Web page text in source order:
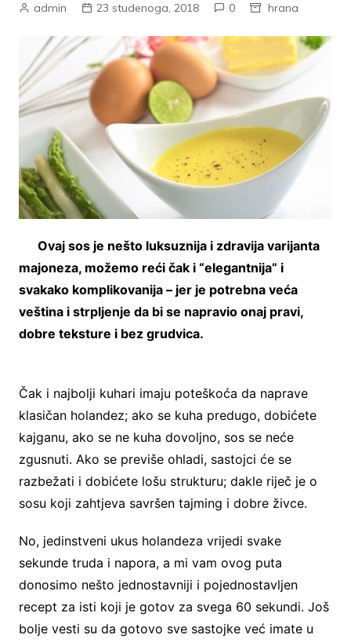
admin 23 studenoga, 2018 0 hrana
Ovaj sos je nešto luksuznija i zdravija varijanta
majoneza, možemo reći čak i “elegantnija” i
svakako komplikovanija – jer je potrebna veća
veština i strpljenje da bi se napravio onaj pravi,
dobre teksture i bez grudvica.
Čak i najbolji kuhari imaju poteškoća da naprave
klasičan holandez; ako se kuha predugo, dobićete
kajganu, ako se ne kuha dovoljno, sos se neće
zgusnuti. Ako se previše ohladi, sastojci će se
razbežati i dobićete lošu strukturu; dakle riječ je o
sosu koji zahtjeva savršen tajming i dobre živce.
No, jedinstveni ukus holandeza vrijedi svake
sekunde truda i napora, a mi vam ovog puta
donosimo nešto jednostavniji i pojednostavljen
recept za isti koji je gotov za svega 60 sekundi. Još
bolje vesti su da gotovo sve sastojke već imate u